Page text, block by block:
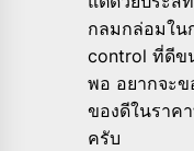
กลมกล่อมใน
control ที่ดีข
พอ อยากจะ
ของดีในราค
ครับ